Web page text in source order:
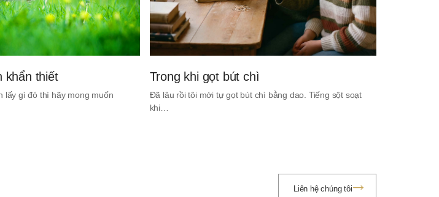
khẩn thiết
lấy gì đó thì hãy mong muốn
Trong khi gọt bút chì
Đã lâu rồi tôi mới tự gọt bút chì bằng dao. Tiếng sột soạt
khi…
Liên hệ chúng tôi